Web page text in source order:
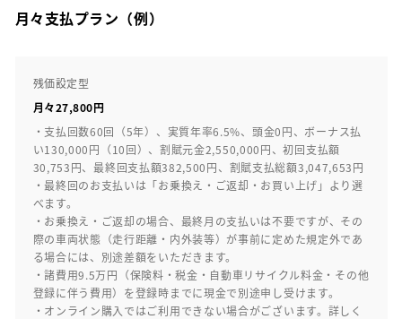
月々支払プラン（例）
残価設定型
月々27,800円
・支払回数60回（5年）、実質年率6.5%、頭金0円、ボーナス払
い130,000円（10回）、割賦元金2,550,000円、初回支払額
30,753円、最終回支払額382,500円、割賦支払総額3,047,653円
・最終回のお支払いは「お乗換え・ご返却・お買い上げ」より選
べます。
・お乗換え・ご返却の場合、最終月の支払いは不要ですが、その
際の車両状態（走行距離・内外装等）が事前に定めた規定外であ
る場合には、別途差額をいただきます。
・諸費用9.5万円（保険料・税金・自動車リサイクル料金・その他
登録に伴う費用）を登録時までに現金で別途申し受けます。
・オンライン購入ではご利用できない場合がございます。詳しく